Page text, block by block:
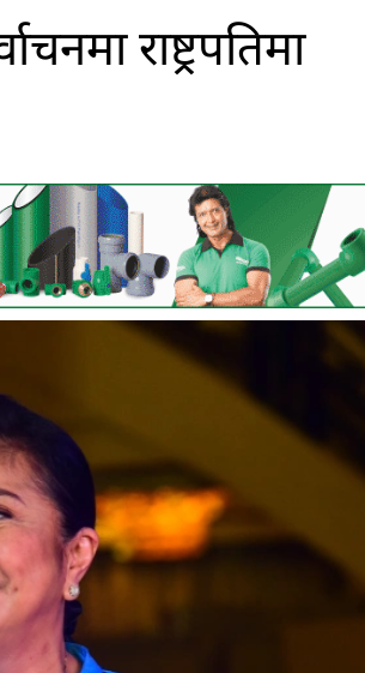
राष्ट्रपतिमा